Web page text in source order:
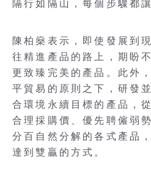
隔行如隔山，每個步驟都
陳柏燊表示，即使發展到
往精進產品的路上，期盼
更致臻完美的產品。此外
平貿易的原則之下，研發
合環境永續目標的產品，
合理採購價、優先聘僱弱
分百自然分解的各式產品
達到雙贏的方式。